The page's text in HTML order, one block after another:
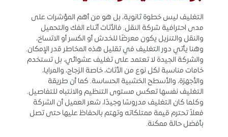
التغليف ليس خطوة ثانوية، بل هو من أهم المؤشرات على
مدى احترافية شركة النقل. فالأثاث أثناء الفك والتحميل
والنقل والتنزيل يكون معرضًا للخدش أو الكسر أو الاتساخ،
وهنا يأتي دور التغليف في تقليل هذه المخاطر قدر الإمكان.
والشركة الجيدة لا تعتمد على تغليف عشوائي، بل تستخدم
خامات مناسبة لكل نوع من الأثاث، خاصة الزجاج، والمرايا،
والأجهزة، والأسطح الخشبية الحساسة. كما أن طريقة
التغليف نفسها تعكس مستوى التنظيم والانتباه للتفاصيل.
وكلما كان التغليف مدروسًا وجيدًا، شعر العميل أن الشركة
فعلاً تحترم قيمة ممتلكاته وتهتم بالحفاظ عليها حتى تصل
بأفضل حالة ممكنة.